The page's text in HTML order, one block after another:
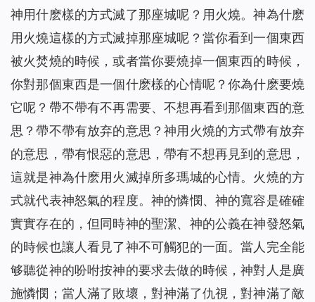
神用什麽樣的方式滅了那座城呢？用火燒。神為什麽
用火燒這樣的方式滅掉那座城呢？當你看到一個東西
被火焚燒的時候，或者當你要燒掉一個東西的時候，
你對那個東西是一個什麽樣的心情呢？你為什麽要燒
它呢？帶不帶有不再需要、不想再看到那個東西的意
思？帶不帶有放弃的意思？神用火燒的方式帶有放弃
的意思，帶有恨惡的意思，帶有不想再見到的意思，
這就是神為什麽用火滅掉所多瑪城的心情。火燒的方
式就代表神怒氣的程度。神的憐憫、神的寬容是確確
實實存在的，但同時神的聖潔、神的公義在神發怒氣
的時候也讓人看見了神不可觸犯的一面。當人完全能
够聽從神的吩咐按神的要求去做的時候，神對人是廣
施憐憫；當人滿了敗壞，對神滿了仇視，對神滿了敵